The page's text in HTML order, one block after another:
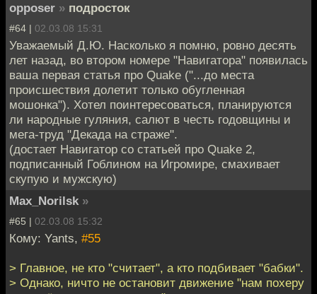
opposer » подросток
#64 | 02.03.08 15:31
Уважаемый Д.Ю. Насколько я помню, ровно десять
лет назад, во втором номере "Навигатора" появилась
ваша первая статья про Quake ("...до места
происшествия долетит только обугленная
мошонка"). Хотел поинтересоваться, планируются
ли народные гуляния, салют в честь годовщины и
мега-труд "Декада на страже".
(достает Навигатор со статьей про Quake 2,
подписанный Гоблином на Игромире, смахивает
скупую и мужскую)
Max_Norilsk »
#65 | 02.03.08 15:32
Кому: Yants, #55
> Главное, не кто "считает", а кто подбивает "бабки".
> Однако, ничто не остановит движение "нам похеру